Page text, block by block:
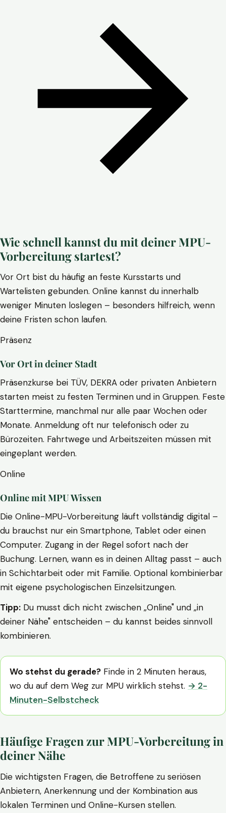
Wie schnell kannst du mit deiner MPU-
Vorbereitung startest?
Vor Ort bist du häufig an feste Kursstarts und
Wartelisten gebunden. Online kannst du innerhalb
weniger Minuten loslegen – besonders hilfreich, wenn
deine Fristen schon laufen.
Präsenz
Vor Ort in deiner Stadt
Präsenzkurse bei TÜV, DEKRA oder privaten Anbietern
starten meist zu festen Terminen und in Gruppen. Feste
Starttermine, manchmal nur alle paar Wochen oder
Monate. Anmeldung oft nur telefonisch oder zu
Bürozeiten. Fahrtwege und Arbeitszeiten müssen mit
eingeplant werden.
Online
Online mit MPU Wissen
Die Online-MPU-Vorbereitung läuft vollständig digital –
du brauchst nur ein Smartphone, Tablet oder einen
Computer. Zugang in der Regel sofort nach der
Buchung. Lernen, wann es in deinen Alltag passt – auch
in Schichtarbeit oder mit Familie. Optional kombinierbar
mit eigene psychologischen Einzelsitzungen.
Tipp: Du musst dich nicht zwischen „Online" und „in
deiner Nähe" entscheiden – du kannst beides sinnvoll
kombinieren.
Wo stehst du gerade? Finde in 2 Minuten heraus,
wo du auf dem Weg zur MPU wirklich stehst. → 2-
Minuten-Selbstcheck
Häufige Fragen zur MPU-Vorbereitung in
deiner Nähe
Die wichtigsten Fragen, die Betroffene zu seriösen
Anbietern, Anerkennung und der Kombination aus
lokalen Terminen und Online-Kursen stellen.